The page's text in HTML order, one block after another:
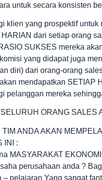
klien yang prospektif
dari setiap orang
SUKSES mereka
yang didapat juga
diri) dari orang-orang
mendapatkan SETIAP
pelanggan mereka
ORANG SALES
ANDA AKAN
INI :
MASYARAKAT
perusahaan anda ?
– pelajaran Yang sangat